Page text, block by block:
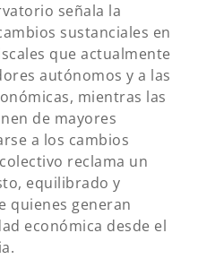
señala la
sustanciales en
que actualmente
autónomos y a las
mientras las
de mayores
a los cambios
reclama un
equilibrado y
quienes generan
económica desde el